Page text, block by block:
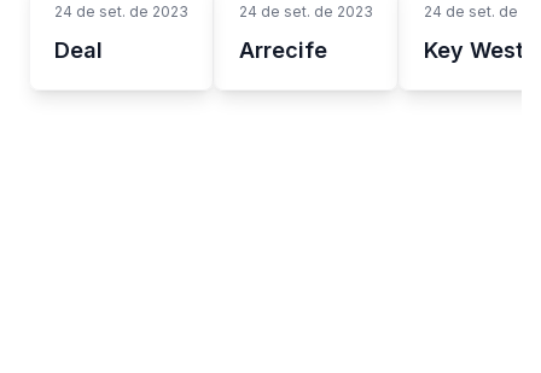
24 de set. de 2023
Deal
24 de set. de 2023
Arrecife
24 de set. de
Key West